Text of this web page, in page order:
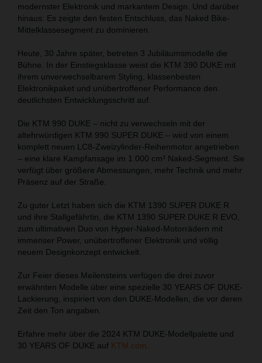
modernster Elektronik und markantem Design. Und darüber
hinaus: Es zeigte den festen Entschluss, das Naked Bike-
Mittelklassesegment zu dominieren.
Heute, 30 Jahre später, betreten 3 Jubiläumsmodelle die
Bühne. In der Einstiegsklasse weist die KTM 390 DUKE mit
ihrem unverwechselbarem Styling, klassenbesten
Elektronikpaket und unübertroffener Performance den
deutlichsten Entwicklungsschritt auf.
Die KTM 990 DUKE – nicht zu verwechseln mit der
altehrwürdigen KTM 990 SUPER DUKE – wird von einem
komplett neuen LC8-Zweizylinder-Reihenmotor angetrieben
– eine klare Kampfansage im 1.000 cm³ Naked-Segment. Sie
verfügt über größere Abmessungen, mehr Technik und mehr
Präsenz auf der Straße.
Zu guter Letzt haben sich die KTM 1390 SUPER DUKE R
und ihre Stallgefährtin, die KTM 1390 SUPER DUKE R EVO,
zum ultimativen Duo von Hyper-Naked-Motorrädern mit
immenser Power, unübertroffener Elektronik und völlig
neuem Designkonzept entwickelt.
Zur Feier dieses Meilensteins verfügen die drei zuvor
erwähnten Modelle über eine spezielle 30 YEARS OF DUKE-
Lackierung, inspiriert von den DUKE-Modellen, die vor deren
Zeit den Ton angaben.
Erfahre mehr über die 2024 KTM DUKE-Modellpalette und
30 YEARS OF DUKE auf KTM.com